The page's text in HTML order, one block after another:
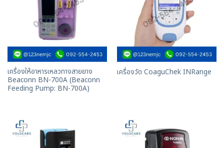
เครื่องให้อาหารเหลวทางสายยาง
Beaconn BN-700A (Beaconn
Feeding Pump: BN-700A)
เครื่องวัด CoaguChek INRange